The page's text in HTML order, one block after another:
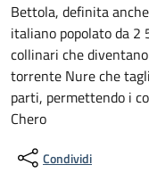
Bettola, definita
italiano popolato da 2
collinari che
torrente Nure che
parti, permettendo i
Chero
Condividi